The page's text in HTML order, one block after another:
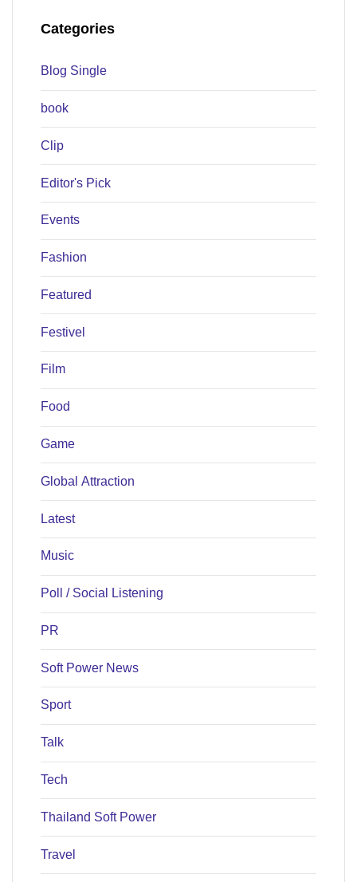
Categories
Blog Single
book
Clip
Editor's Pick
Events
Fashion
Featured
Festivel
Film
Food
Game
Global Attraction
Latest
Music
Poll / Social Listening
PR
Soft Power News
Sport
Talk
Tech
Thailand Soft Power
Travel